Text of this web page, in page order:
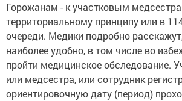
Горожанам - к участковым
территориальному принципу или в
очереди. Медики подробно
наиболее удобно, в том числе во
пройти медицинское обследование.
или медсестра, или сотрудник
ориентировочную дату (период)